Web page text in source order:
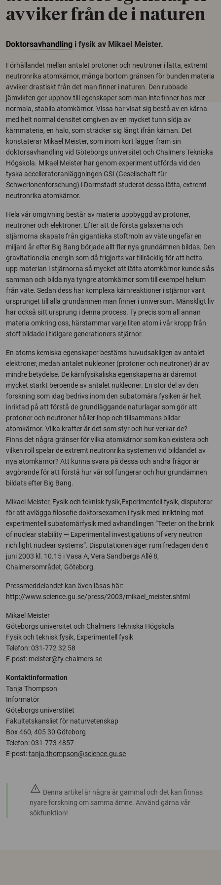
avviker från de i naturen
Doktorsavhandling i fysik av Mikael Meister.
Förhållandet mellan antalet protoner och neutroner i lätta, extremt
neutronrika atomkärnor, många bortom gränsen för bunden materia
avviker drastiskt från det man finner i naturen. Den rubbade
jämvikten ger upphov till egenskaper som man inte finner hos mer
normala, stabila atomkärnor. Vissa har visat sig bestå av en kärna
med helt normal densitet omgiven av en mycket tunn slöja av
kärnmateria, en halo, som sträcker sig långt ifrån kärnan. Det
konstaterar Mikael Meister, som inom kort lägger fram sin
doktorsavhandling vid Göteborgs universitet och Chalmers Tekniska
Högskola. Mikael Meister har genom experiment utförda vid den
tyska accelleratoranläggningen GSI (Gesellschaft für
Schwerionenforschung) i Darmstadt studerat dessa lätta, extremt
neutronrika atomkärnor.
Hela vår omgivning består av materia uppbyggd av protoner,
neutroner och elektroner. Efter att de första galaxerna och
stjärnorna skapats från gigantiska stoftmoln av väte ungefär en
miljard år efter Big Bang började allt fler nya grundämnen bildas. Den
gravitationella energin som då frigjorts var tillräcklig för att hetta
upp materian i stjärnorna så mycket att lätta atomkärnor kunde slås
samman och bilda nya tyngre atomkärnor som till exempel helium
från väte. Sedan dess har komplexa kärnreaktioner i stjärnor varit
ursprunget till alla grundämnen man finner i universum. Mänskligt liv
har också sitt ursprung i denna process. Ty precis som all annan
materia omkring oss, härstammar varje liten atom i vår kropp från
stoff bildade i tidigare generationers stjärnor.
En atoms kemiska egenskaper bestäms huvudsakligen av antalet
elektroner, medan antalet nukleoner (protoner och neutroner) är av
mindre betydelse. De kärnfysikaliska egenskaperna är däremot
mycket starkt beroende av antalet nukleoner. En stor del av den
forskning som idag bedrivs inom den subatomära fysiken är helt
inriktad på att förstå de grundläggande naturlagar som gör att
protoner och neutroner håller ihop och tillsammans bildar
atomkärnor. Vilka krafter är det som styr och hur verkar de?
Finns det några gränser för vilka atomkärnor som kan existera och
vilken roll spelar de extremt neutronrika systemen vid bildandet av
nya atomkärnor? Att kunna svara på dessa och andra frågor är
avgörande för att förstå hur vår sol fungerar och hur grundämnen
bildats efter Big Bang.
Mikael Meister, Fysik och teknisk fysik,Experimentell fysik, disputerar
för att avlägga filosofie doktorsexamen i fysik med inriktning mot
experimentell subatomärfysik med avhandlingen ”Teeter on the brink
of nuclear stability — Experimental investigations of very neutron
rich light nuclear systems”. Disputationen äger rum fredagen den 6
juni 2003 kl. 10.15 i Vasa A, Vera Sandbergs Allé 8,
Chalmersområdet, Göteborg.
Pressmeddelandet kan även läsas här:
http://www.science.gu.se/press/2003/mikael_meister.shtml
Mikael Meister
Göteborgs universitet och Chalmers Tekniska Högskola
Fysik och teknisk fysik, Experimentell fysik
Telefon: 031-772 32 58
E-post: meister@fy.chalmers.se
Kontaktinformation
Tanja Thompson
Informatör
Göteborgs universtitet
Fakultetskansliet för naturvetenskap
Box 460, 405 30 Göteborg
Telefon: 031-773 4857
E-post:tanja.thompson@science.gu.se
warning Denna artikel är några år gammal och det kan finnas
nyare forskning om samma ämne. Använd gärna vår
sökfunktion!